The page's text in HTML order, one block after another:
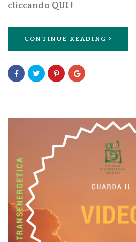
cliccando QUI !
CONTINUE READING